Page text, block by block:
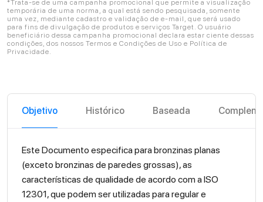
*Trata-se de uma campanha promocional que permite a visualização
temporária de uma norma, a qual está sendo pesquisada, somente
uma vez, mediante cadastro e validação de e-mail, que será usado
para fins de divulgação de produtos e serviços Target. O usuário
beneficiário dessa campanha promocional declara estar ciente dessas
condições, dos nossos Termos e Condições de Uso e Política de
Privacidade.
Objetivo Histórico Baseada
Este Documento especifica para bronzinas planas
(exceto bronzinas de paredes grossas), as
características de qualidade de acordo com a ISO
12301, que podem ser utilizadas para regular e